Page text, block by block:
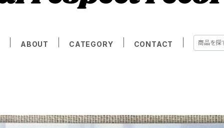
ABOUT CATEGORY CONTACT